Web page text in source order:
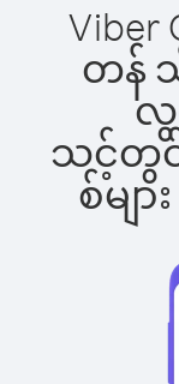
တန်
လွ
သင့်တွင်
စ်မျ